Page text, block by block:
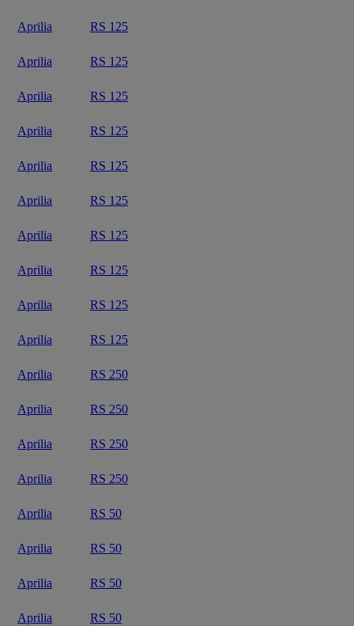
Aprilia RS 125
Aprilia RS 125
Aprilia RS 125
Aprilia RS 125
Aprilia RS 125
Aprilia RS 125
Aprilia RS 125
Aprilia RS 125
Aprilia RS 125
Aprilia RS 125
Aprilia RS 250
Aprilia RS 250
Aprilia RS 250
Aprilia RS 250
Aprilia RS 50
Aprilia RS 50
Aprilia RS 50
Aprilia RS 50